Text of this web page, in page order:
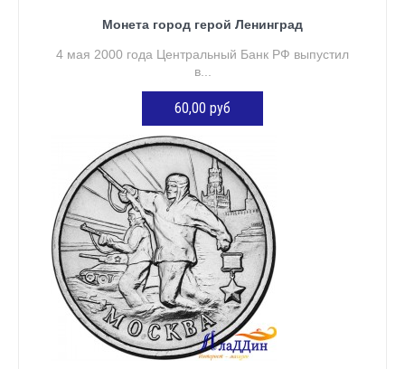
Монета город герой Ленинград
4 мая 2000 года Центральный Банк РФ выпустил
в...
60,00 руб
ДОБАВИТЬ В КОРЗИНУ